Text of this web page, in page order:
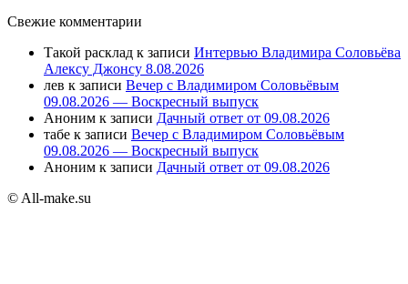
Свежие комментарии
Такой расклад к записи Интервью Владимира Соловьёва
Алексу Джонсу 8.08.2026
лев к записи Вечер с Владимиром Соловьёвым
09.08.2026 — Воскресный выпуск
Аноним к записи Дачный ответ от 09.08.2026
табе к записи Вечер с Владимиром Соловьёвым
09.08.2026 — Воскресный выпуск
Аноним к записи Дачный ответ от 09.08.2026
© All-make.su